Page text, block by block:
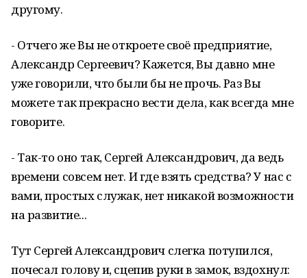
другому.
- Отчего же Вы не откроете своё предприятие,
Александр Сергеевич? Кажется, Вы давно мне
уже говорили, что были бы не прочь. Раз Вы
можете так прекрасно вести дела, как всегда мне
говорите.
- Так-то оно так, Сергей Александрович, да ведь
времени совсем нет. И где взять средства? У нас с
вами, простых служак, нет никакой возможности
на развитие...
Тут Сергей Александрович слегка потупился,
почесал голову и, сцепив руки в замок, вздохнул: